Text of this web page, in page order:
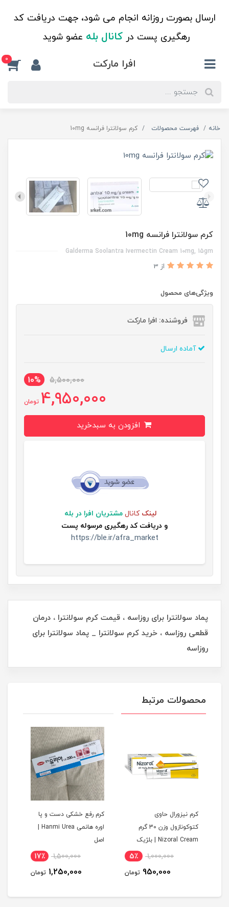
ارسال بصورت روزانه انجام می شود، جهت دریافت کد
رهگیری پست درکانال بله عضو شوید
افرا مارکت 0
خانه فهرست محصولات کرم سولانترا فرانسه 10mg
کرم سولانترا فرانسه 10mg
Galderma Soolantra Ivermectin Cream 10mg, 15gm
از 3
ویژگی‌های محصول
فروشنده: افرا مارکت
آماده ارسال
5,500,000
10%
4,950,000 تومان
لینک کانال مشتریان افرا در بله
و دریافت کد رهگیری مرسوله پست
https://ble.ir/afra_market
پماد سولانترا برای روزاسه ، قیمت کرم سولانترا ، درمان
قطعی روزاسه ، خرید کرم سولانترا _ پماد سولانترا برای
روزاسه
محصولات مرتبط
کرم نیزورال حاوی
کتوکونازول وزن 30 گرم
Nizoral Cream | بلژیک
1,000,000 5٪
950,000 تومان
کرم رفع خشکی دست و پا
اصل
1,500,000 17٪
1,250,000 تومان